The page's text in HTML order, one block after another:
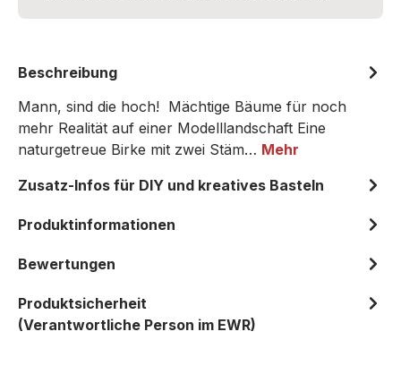
Beschreibung
Mann, sind die hoch! Mächtige Bäume für noch
mehr Realität auf einer Modelllandschaft Eine
naturgetreue Birke mit zwei Stäm… Mehr
Zusatz-Infos für DIY und kreatives Basteln
Produktinformationen
Bewertungen
Produktsicherheit
(Verantwortliche Person im EWR)